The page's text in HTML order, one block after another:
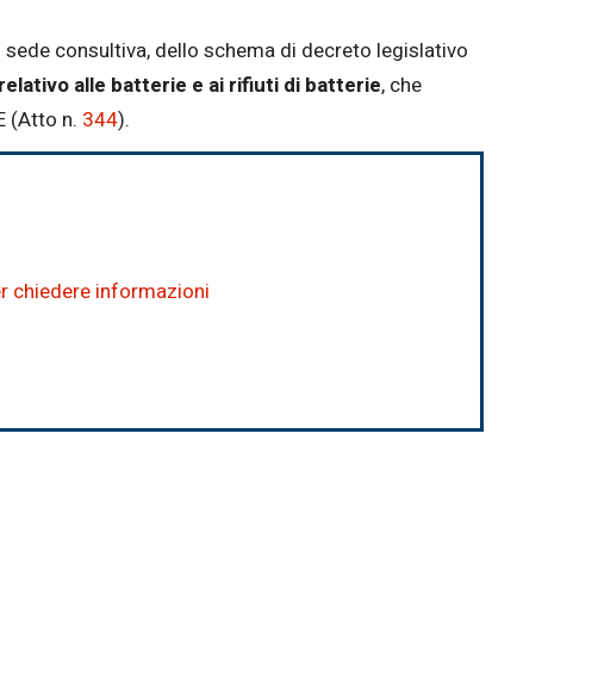
sede consultiva, dello schema di decreto legislativo
relativo alle batterie e ai rifiuti di batterie, che
(Atto n. 344).
chiedere informazioni